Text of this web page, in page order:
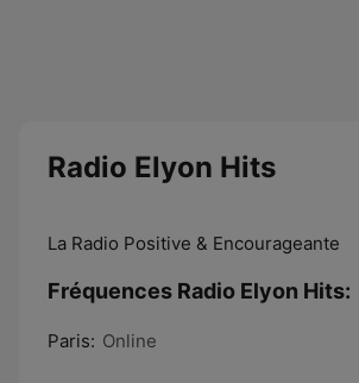
Radio Elyon Hits
La Radio Positive & Encourageante
Fréquences Radio Elyon Hits:
Paris: Online